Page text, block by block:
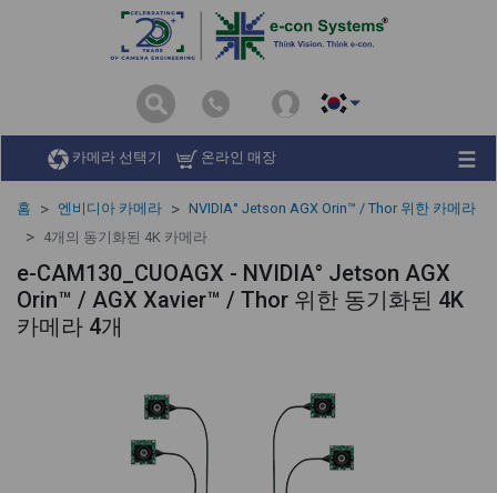
카메라 선택기 온라인 매장
홈 엔비디아 카메라
NVIDIA° Jetson AGX Orin™ / Thor 위한 카메라
4개의 동기화된 4K 카메라
e-CAM130_CUOAGX - NVIDIA° Jetson AGX
Orin™ / AGX Xavier™ / Thor 위한 동기화된 4K
카메라 4개